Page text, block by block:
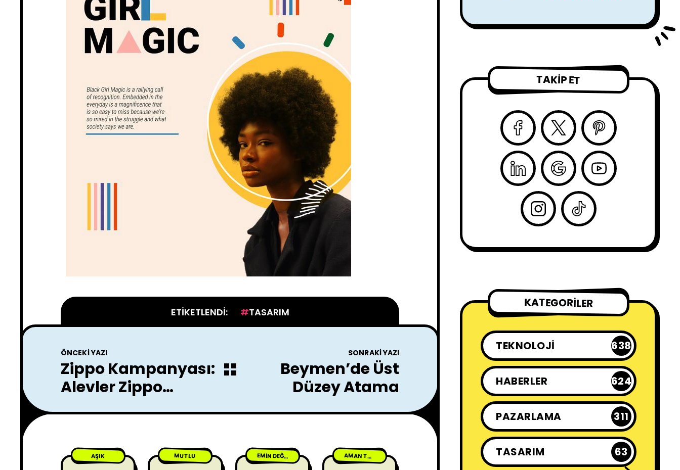
ETIKETLENDI: TASARIM
ÖNCEKI YAZI
Zippo Kampanyası:
Alevler Zippo
Çıkarıyor
SONRAKI YAZI
Beymen’de Üst
Düzey Atama
AŞIK MUTLU EMIN DEĞILIM AMAN TANRIM
TAKIP ET
KATEGORILER
TEKNOLOJI 638
HABERLER 624
PAZARLAMA 311
TASARIM 63